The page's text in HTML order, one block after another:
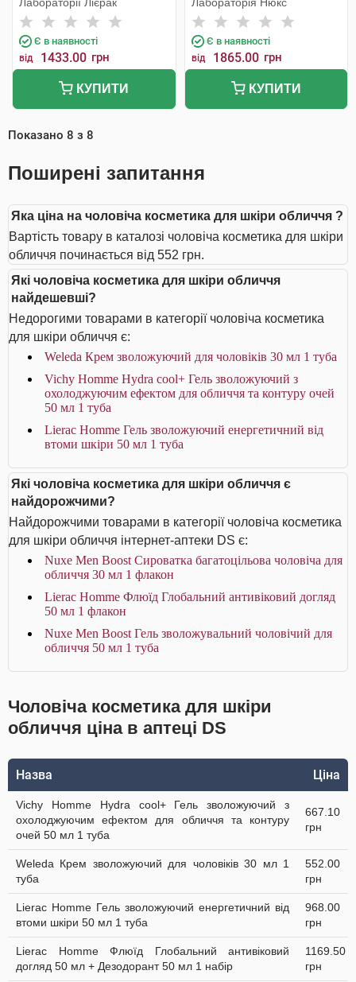
Є в наявності
від 1433.00 грн
КУПИТИ
Є в наявності
від 1865.00 грн
КУПИТИ
Показано 8 з 8
Поширені запитання
Яка ціна на чоловіча косметика для шкіри обличчя ?
Вартість товару в каталозі чоловіча косметика для шкіри
обличчя починається від 552 грн.
Які чоловіча косметика для шкіри обличчя
найдешевші?
Недорогими товарами в категорії чоловіча косметика
для шкіри обличчя є:
Weleda Крем зволожуючий для чоловіків 30 мл 1 туба
Vichy Homme Hydra cool+ Гель зволожуючий з
охолоджуючим ефектом для обличчя та контуру очей
50 мл 1 туба
Lierac Homme Гель зволожуючий енергетичний від
втоми шкіри 50 мл 1 туба
Які чоловіча косметика для шкіри обличчя є
найдорожчими?
Найдорожчими товарами в категорії чоловіча косметика
для шкіри обличчя інтернет-аптеки DS є:
Nuxe Men Boost Сироватка багатоцільова чоловіча для
обличчя 30 мл 1 флакон
Lierac Homme Флюїд Глобальний антивіковий догляд
50 мл 1 флакон
Nuxe Men Boost Гель зволожувальний чоловічий для
обличчя 50 мл 1 туба
Чоловіча косметика для шкіри
обличчя ціна в аптеці DS
Назва Ціна
Vichy Homme Hydra cool+ Гель зволожуючий з
охолоджуючим ефектом для обличчя та контуру
очей 50 мл 1 туба
667.10
грн
Weleda Крем зволожуючий для чоловіків 30 мл 1
туба
552.00
грн
Lierac Homme Гель зволожуючий енергетичний від
втоми шкіри 50 мл 1 туба
968.00
грн
Lierac Homme Флюїд Глобальний антивіковий
догляд 50 мл + Дезодорант 50 мл 1 набір
1169.50
грн